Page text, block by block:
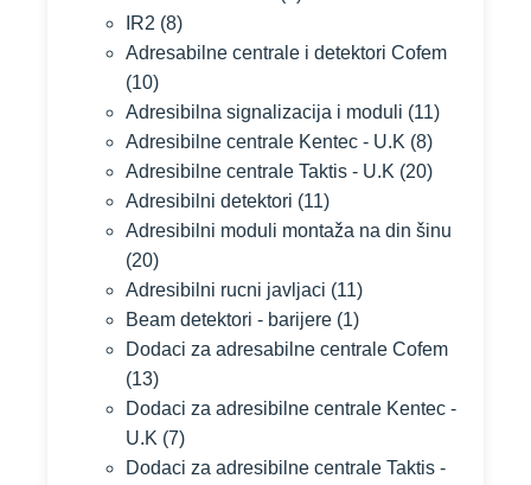
IR2 (8)
Adresabilne centrale i detektori Cofem
(10)
Adresibilna signalizacija i moduli (11)
Adresibilne centrale Kentec - U.K (8)
Adresibilne centrale Taktis - U.K (20)
Adresibilni detektori (11)
Adresibilni moduli montaža na din šinu
(20)
Adresibilni rucni javljaci (11)
Beam detektori - barijere (1)
Dodaci za adresabilne centrale Cofem
(13)
Dodaci za adresibilne centrale Kentec -
U.K (7)
Dodaci za adresibilne centrale Taktis -